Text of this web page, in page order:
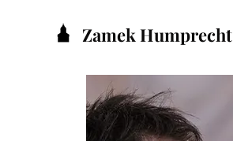
Zamek Humprecht